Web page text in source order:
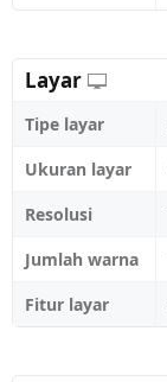
Layar
Tipe layar
Ukuran layar
Resolusi
Jumlah warna
Fitur layar